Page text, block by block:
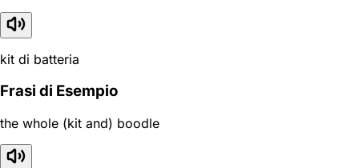
kit di batteria
Frasi di Esempio
the whole (kit and) boodle